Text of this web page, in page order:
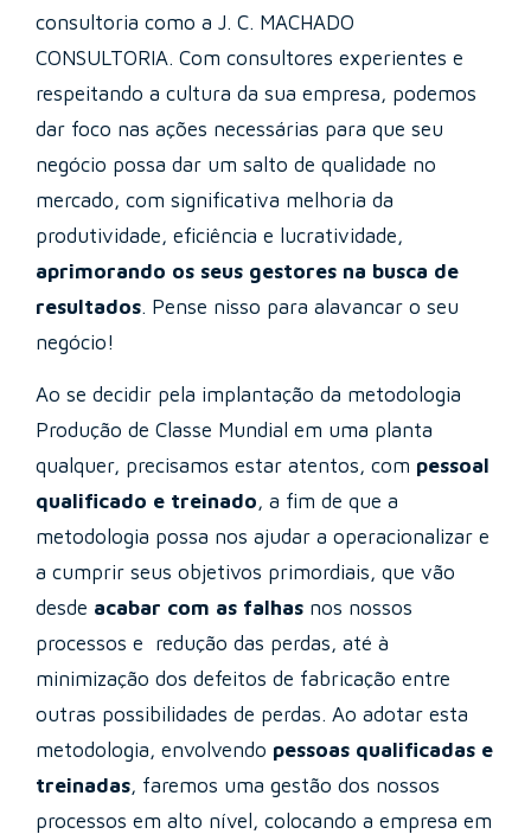
consultoria como a J. C. MACHADO
CONSULTORIA. Com consultores experientes e
respeitando a cultura da sua empresa, podemos
dar foco nas ações necessárias para que seu
negócio possa dar um salto de qualidade no
mercado, com significativa melhoria da
produtividade, eficiência e lucratividade,
aprimorando os seus gestores na busca de
resultados. Pense nisso para alavancar o seu
negócio!
Ao se decidir pela implantação da metodologia
Produção de Classe Mundial em uma planta
qualquer, precisamos estar atentos, com pessoal
qualificado e treinado, a fim de que a
metodologia possa nos ajudar a operacionalizar e
a cumprir seus objetivos primordiais, que vão
desde acabar com as falhas nos nossos
processos e redução das perdas, até à
minimização dos defeitos de fabricação entre
outras possibilidades de perdas. Ao adotar esta
metodologia, envolvendo pessoas qualificadas e
treinadas, faremos uma gestão dos nossos
processos em alto nível, colocando a empresa em